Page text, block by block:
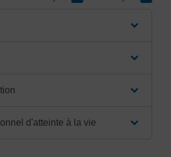
d'atteinte à la vie